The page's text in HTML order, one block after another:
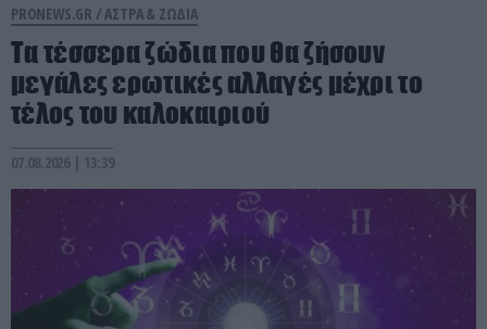
PRONEWS.GR /ΑΣΤΡΑ & ΖΩΔΙΑ
Τα τέσσερα ζώδια που θα ζήσουν
μεγάλες ερωτικές αλλαγές μέχρι το
τέλος του καλοκαιριού
07.08.2026 | 13:39